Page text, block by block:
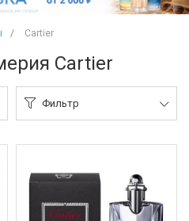
Cartier
Cartier
Фильтр